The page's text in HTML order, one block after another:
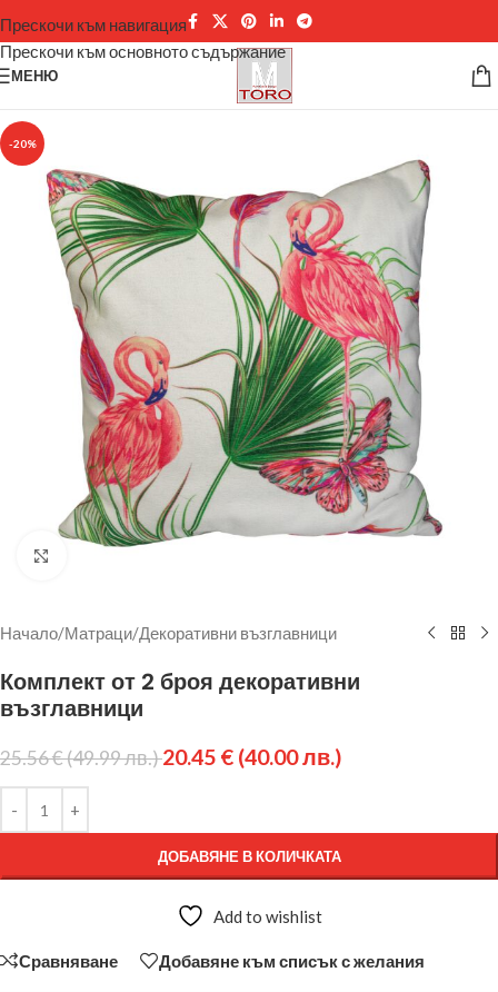
Прескочи към навигация
Прескочи към основното съдържание
МЕНЮ
-20%
Начало/Матраци/Декоративни възглавници
Комплект от 2 броя декоративни
възглавници
25.56€(49.99 лв.)20.45 € (40.00 лв.)
ДОБАВЯНЕ В КОЛИЧКАТА
Add to wishlist
Сравняване Добавяне към списък с желания